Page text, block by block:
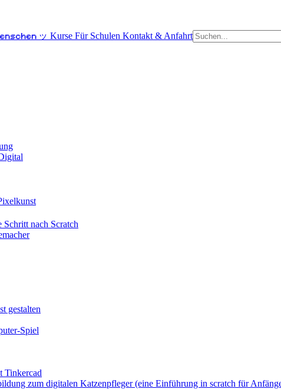
ッ Kurse Für Schulen Kontakt & Anfahrt
Schritt nach Scratch
gestalten
Spiel
Tinkercad
zum digitalen Katzenpfleger (eine Einführung in scratch für